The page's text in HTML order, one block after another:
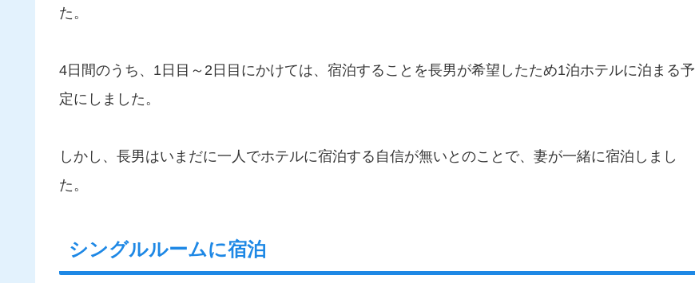
た。
4日間のうち、1日目～2日目にかけては、宿泊することを長男が希望したため1泊ホテルに泊まる予
定にしました。
しかし、長男はいまだに一人でホテルに宿泊する自信が無いとのことで、妻が一緒に宿泊しまし
た。
シングルルームに宿泊